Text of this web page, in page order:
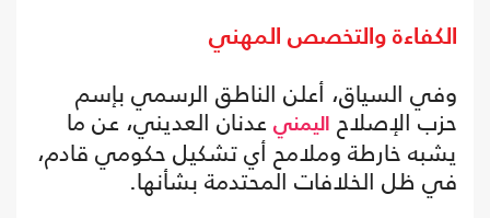
الكفاءة والتخصص المهني
وفي السياق، أعلن الناطق الرسمي بإسم
حزب الإصلاح اليمني عدنان العديني، عن ما
يشبه خارطة وملامح أي تشكيل حكومي قادم،
في ظل الخلافات المحتدمة بشأنها.